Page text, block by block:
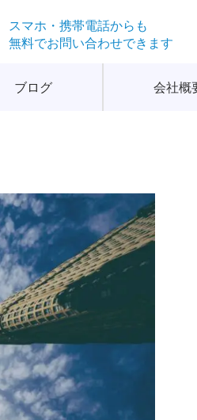
スマホ・携帯電話からも
無料でお問い合わせできます
ブログ 会社概